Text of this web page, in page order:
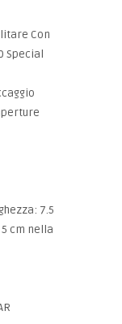
Con
Special
7.5
cm nella